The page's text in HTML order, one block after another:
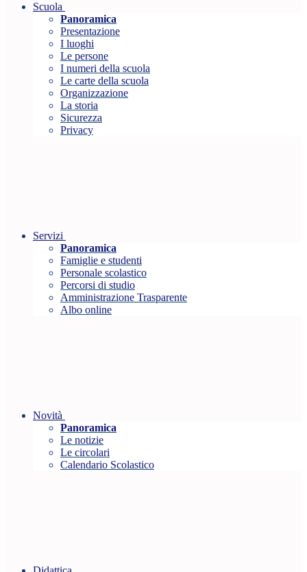
Scuola
Panoramica
Presentazione
I luoghi
Le persone
I numeri della scuola
Le carte della scuola
Organizzazione
La storia
Sicurezza
Privacy
Servizi
Panoramica
Famiglie e studenti
Personale scolastico
Percorsi di studio
Amministrazione Trasparente
Albo online
Novità
Panoramica
Le notizie
Le circolari
Calendario Scolastico